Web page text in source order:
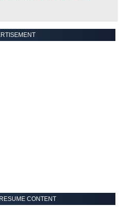
CONTENT